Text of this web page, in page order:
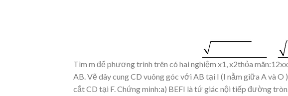
Tìm m để phương trình trên có hai nghiệm x1, x2thỏa mãn:12xx
AB.Vẽ dây cungCD vuông góc với AB tại I (I nằm giữa A và O
cắt CD tại F. Chứng minh:a) BEFI là tứ giác nội tiếp đường